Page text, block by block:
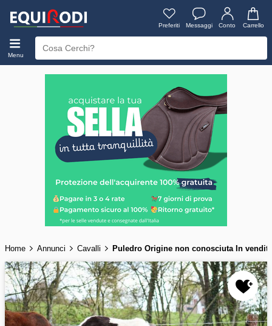
Preferiti Messaggi Conto Carrello
Menu
Home Annunci Cavalli Puledro Origine non conosciuta In